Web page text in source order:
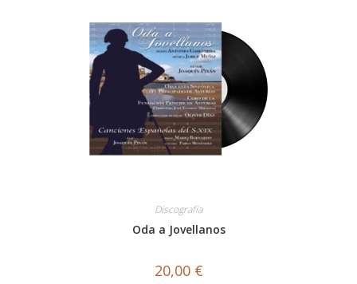
Discografía
Oda a Jovellanos
20,00 €